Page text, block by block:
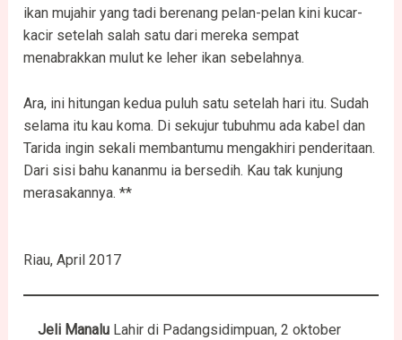
ikan mujahir yang tadi berenang pelan-pelan kini kucar-
kacir setelah salah satu dari mereka sempat
menabrakkan mulut ke leher ikan sebelahnya.
Ara, ini hitungan kedua puluh satu setelah hari itu. Sudah
selama itu kau koma. Di sekujur tubuhmu ada kabel dan
Tarida ingin sekali membantumu mengakhiri penderitaan.
Dari sisi bahu kananmu ia bersedih. Kau tak kunjung
merasakannya. **
Riau, April 2017
Jeli Manalu Lahir di Padangsidimpuan, 2 oktober